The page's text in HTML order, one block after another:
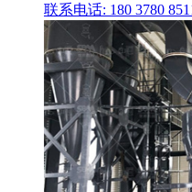
联系电话: 180 3780